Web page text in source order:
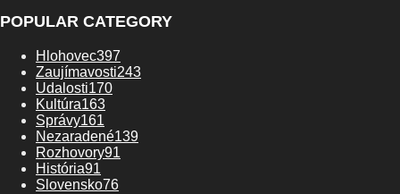
POPULAR CATEGORY
Hlohovec397
Zaujímavosti243
Udalosti170
Kultúra163
Správy161
Nezaradené139
Rozhovory91
História91
Slovensko76